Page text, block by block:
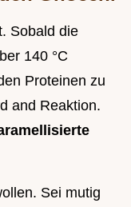
Sobald die
140 °C
Proteinen zu
and Reaktion.
Sei mutig